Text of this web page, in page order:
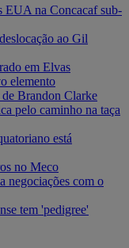
EUA na Concacaf sub-
ao Gil
em Elvas
elemento
de Brandon Clarke
pelo caminho na taça
está
no Meco
negociações com o
tem 'pedigree'